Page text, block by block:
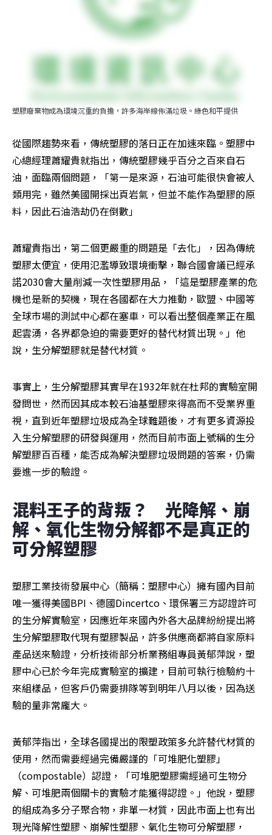
塑膠廢棄物成為環境沉重的負擔，許多海岸線佈滿垃圾。綠色和平提供
從國際趨勢來看，傳統塑膠的落日正在加速來臨。塑膠中
心總經理蕭耀貴就指出，傳統塑膠幾乎百分之百來自石
油，面臨兩個問題，「第一是來源，石油可能很快會被人
類用完，雖然美國開採出頁岩氣，但並不能作為塑膠的原
料，因此石油浩劫仍在倒數」
蕭耀貴指出，第二個更嚴重的問題是「去化」，因為傳統
塑膠太便宜，使用氾濫導致環境衝擊，聯合國會議已經承
諾2030會大量削減一次性塑膠用品，「這是塑膠產業的危
機也是新的契機，現在各國都在大力推動，歐盟、中國等
全球市場的測試中心都在塞車，可以看出整個產業正在風
起雲湧，各界都急迫的需要更好的替代材質出現。」他
說，生分解塑膠就是替代材質。
事實上，生分解塑膠其實早在1932年就在杜邦的實驗室開
發問世，然而因其成本較石油基塑膠來得高而不受業界重
視，直到近年塑膠垃圾成為全球難題後，才有更多資源投
入生分解塑膠的研發與運用，然而目前市面上號稱的生分
解塑膠百百種，能否成為解決塑膠垃圾問題的答案，仍需
要進一步的驗證。
混料王子的背叛？　光降解、崩
解、氧化生物分解都不是真正的
可分解塑膠
塑膠工業技術發展中心（簡稱：塑膠中心）擁有國內目前
唯一獲得美國BPI、德國Dincertco、環保署三方認證許可
的生分解實驗室，因應近年來國內外各大品牌紛紛提出將
生分解塑膠取代現有塑膠製品，許多供應商都將自家原料
產品送來驗證，分析技術部分析業務組專員黃郁萍說，塑
膠中心已於今年完成實驗室的擴建，目前可執行檢驗約十
來組樣品，但客戶仍需要排隊等到明年八月以後，因為送
驗的量非常龐大。
黃郁萍指出，全球各國提出的限塑政策多允許替代材質的
使用，然而需要經過完備嚴謹的「可堆肥化塑膠」
（compostable）認證，「可堆肥塑膠需經過可生物分
解、可堆肥兩個關卡的實驗才能獲得認證。」他說，塑膠
的組成為多分子聚合物，非單一材質，因此市面上也有出
現光降解性塑膠、崩解性塑膠、氧化生物可分解塑膠，